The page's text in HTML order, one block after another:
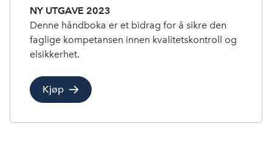
NY UTGAVE 2023
Denne håndboka er et bidrag for å sikre den
faglige kompetansen innen kvalitetskontroll og
elsikkerhet.
Kjøp